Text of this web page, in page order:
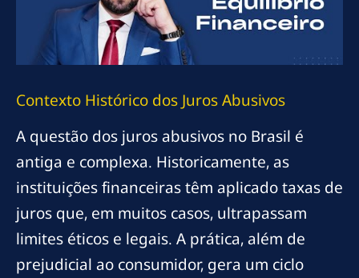
Contexto Histórico dos Juros Abusivos
A questão dos juros abusivos no Brasil é
antiga e complexa. Historicamente, as
instituições financeiras têm aplicado taxas de
juros que, em muitos casos, ultrapassam
limites éticos e legais. A prática, além de
prejudicial ao consumidor, gera um ciclo